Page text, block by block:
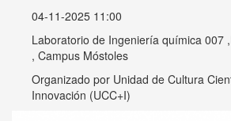
04-11-2025 11:00
Laboratorio de Ingeniería química 007
, Campus Móstoles
Organizado por Unidad de Cultura
Innovación (UCC+I)